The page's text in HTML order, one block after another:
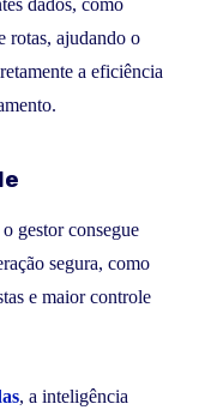
dados, como
rotas, ajudando o
a eficiência
gestor consegue
segura, como
e maior controle
, a inteligência